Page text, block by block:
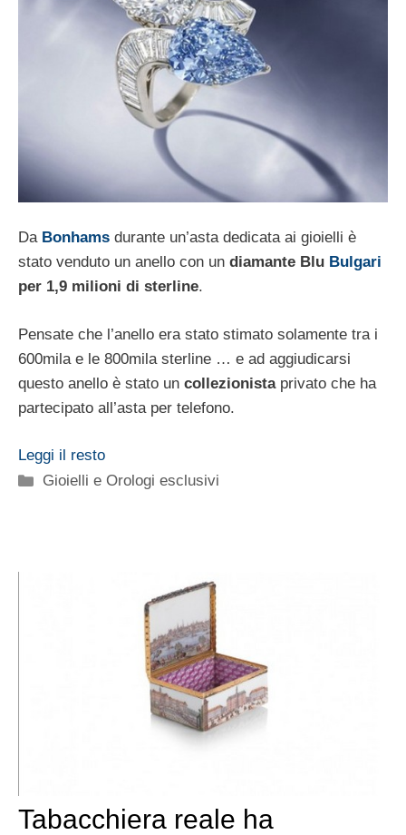
Da Bonhams durante un’asta dedicata ai gioielli è
stato venduto un anello con un diamante Blu Bulgari
per 1,9 milioni di sterline.
Pensate che l’anello era stato stimato solamente tra i
600mila e le 800mila sterline … e ad aggiudicarsi
questo anello è stato un collezionistaprivato che ha
partecipato all’asta per telefono.
Leggi il resto
Categorie
Gioielli e Orologi esclusivi
Tabacchiera reale ha